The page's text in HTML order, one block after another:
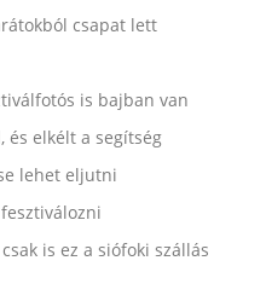
csapat lett
is bajban van
és elkélt a segítség
lehet eljutni
is ez a siófoki szállás